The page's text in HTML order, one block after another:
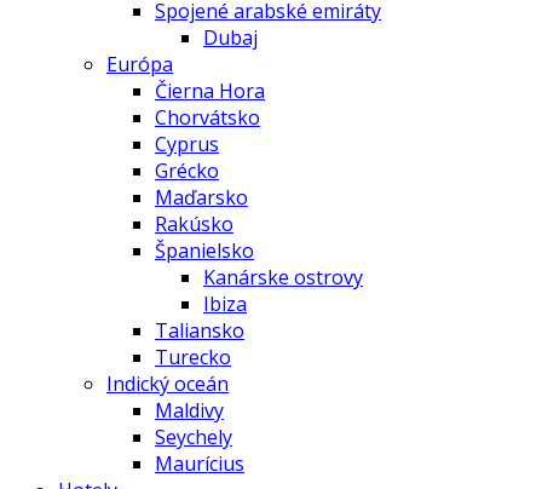
Spojené arabské emiráty
Dubaj
Európa
Čierna Hora
Chorvátsko
Cyprus
Grécko
Maďarsko
Rakúsko
Španielsko
Kanárske ostrovy
Ibiza
Taliansko
Turecko
Indický oceán
Maldivy
Seychely
Maurícius